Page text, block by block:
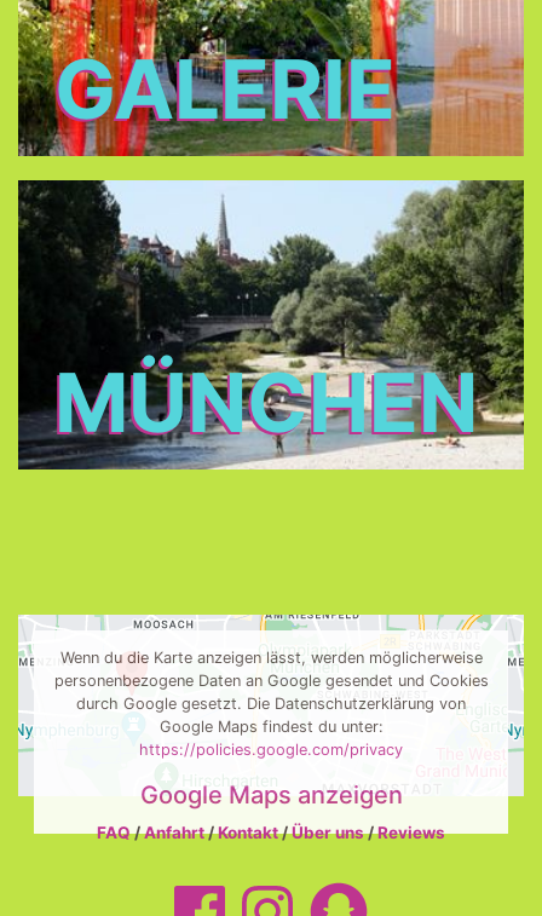
GALERIE
MÜNCHEN
Wenn du die Karte anzeigen lässt, werden möglicherweise
personenbezogene Daten an Google gesendet und Cookies
durch Google gesetzt. Die Datenschutzerklärung von
Google Maps findest du unter:
https://policies.google.com/privacy
Google Maps anzeigen
FAQ/Anfahrt/Kontakt/Über uns/Reviews